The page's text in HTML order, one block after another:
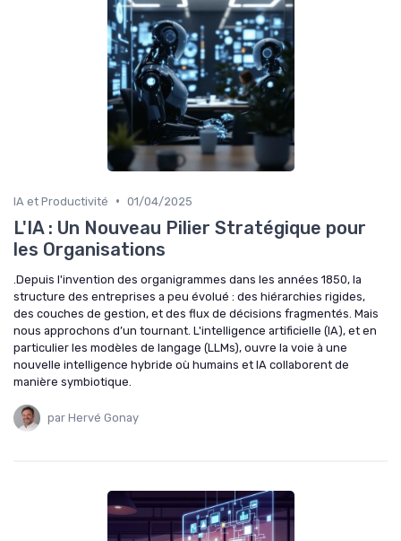
IA et Productivité • 01/04/2025
L'IA : Un Nouveau Pilier Stratégique pour
les Organisations
.Depuis l'invention des organigrammes dans les années 1850, la
structure des entreprises a peu évolué : des hiérarchies rigides,
des couches de gestion, et des flux de décisions fragmentés. Mais
nous approchons d’un tournant. L'intelligence artificielle (IA), et en
particulier les modèles de langage (LLMs), ouvre la voie à une
nouvelle intelligence hybride où humains et IA collaborent de
manière symbiotique.
par Hervé Gonay